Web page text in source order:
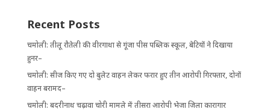
Recent Posts
चमोली: तीलू रौतेली की वीरगाथा से गूंजा पीस पब्लिक स्कूल, बेटियों ने दिखाया
हुनर–
चमोली: सीज किए गए दो बुलेट वाहन लेकर फरार हुए तीन आरोपी गिरफ्तार, दोनों
वाहन बरामद–
चमोली: बदरीनाथ चढ़ावा चोरी मामले में तीसरा आरोपी भेजा जिला कारागार